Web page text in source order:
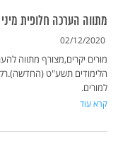
מתווה הערכה חלופית מיני
02/12/2020
הלימודים תשע"ט (החדשה).רק
למורים.
קרא עוד